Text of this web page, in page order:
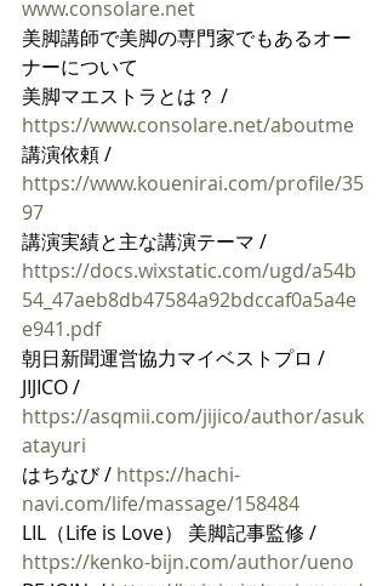
www.consolare.net
美脚講師で美脚の専門家でもあるオー
ナーについて
美脚マエストラとは？ /
https://www.consolare.net/aboutme
講演依頼 /
https://www.kouenirai.com/profile/35
97
講演実績と主な講演テーマ /
https://docs.wixstatic.com/ugd/a54b
54_47aeb8db47584a92bdccaf0a5a4e
e941.pdf
朝日新聞運営協力マイベストプロ /
JIJICO /
https://asqmii.com/jijico/author/asuk
atayuri
はちなび / https://hachi-
navi.com/life/massage/158484
LIL（Life is Love） 美脚記事監修 /
https://kenko-bijn.com/author/ueno